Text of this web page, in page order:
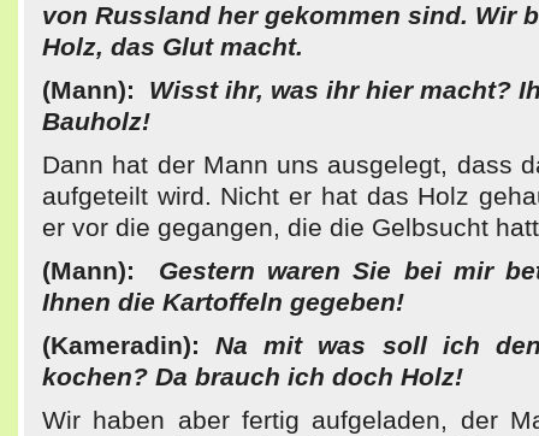
von Russland her gekommen sind. Wir
Holz, das Glut macht.
(Mann):
Wisst ihr, was ihr hier macht?
Bauholz!
Dann hat der Mann uns ausgelegt, dass
aufgeteilt wird. Nicht er hat das Holz
er vor die gegangen, die die Gelbsucht
(Mann):
Gestern waren Sie bei mir
Ihnen die Kartoffeln gegeben!
(Kameradin): Na mit was soll ich
kochen? Da brauch ich doch Holz!
Wir haben aber fertig aufgeladen, der